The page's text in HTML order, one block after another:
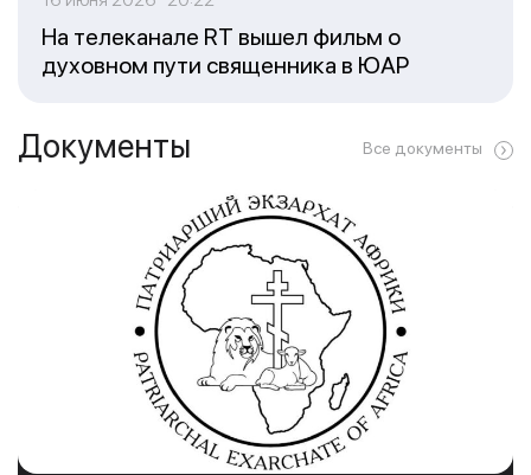
На телеканале RT вышел фильм о
духовном пути священника в ЮАР
Документы Все документы